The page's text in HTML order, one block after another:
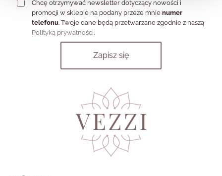
Chcę otrzymywać newsletter dotyczący nowości i
promocji w sklepie na podany przeze mnie numer
telefonu. Twoje dane będą przetwarzane zgodnie z naszą
Polityką prywatności.